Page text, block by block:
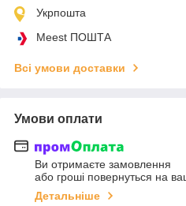
Укрпошта
Meest ПОШТА
Всі умови доставки
Умови оплати
Ви отримаєте замовлення
або гроші повернуться на
Детальніше